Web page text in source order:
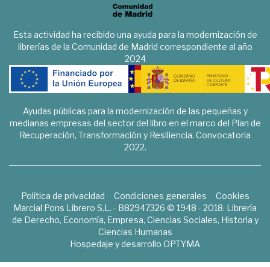
Esta actividad ha recibido una ayuda para la modernización de
librerías de la Comunidad de Madrid correspondiente al año
2024
Ayudas públicas para la modernización de las pequeñas y
medianas empresas del sector del libro en el marco del Plan de
Recuperación, Transformación y Resiliencia. Convocatoria
2022.
Política de privacidad Condiciones generales
Cookies
Marcial Pons Librero S.L. - B82947326 © 1948 - 2018. Librería
de Derecho, Economía, Empresa, Ciencias Sociales, Historia y
Ciencias Humanas
Hospedaje y desarrollo OPTYMA